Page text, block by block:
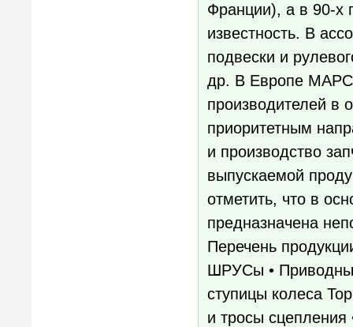
Франции), а в 90-х
известность. В
подвески и
др. В Европе
производителей в
приоритетным
и производство
выпускаемой
отметить, что в
предназначена
Перечень
ШРУСы •
ступицы колеса
и тросы сцепления